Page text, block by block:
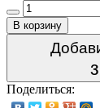
В корзину
Поделиться: